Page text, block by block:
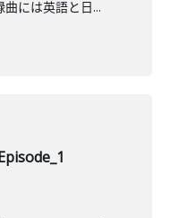
曲には英語と日...